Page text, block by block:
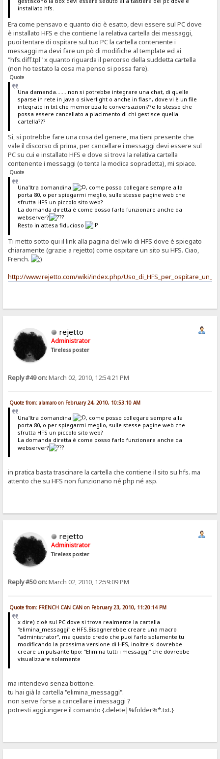
installato hfs.
Era come pensavo e quanto dici è esatto, devi essere sul PC dove
è installato HFS e che contiene la relativa cartella dei messaggi,
puoi tentare di ospitare sul tuo PC la cartella contenente i
messaggi ma devi fare un pò di modifiche al template ed ai
"hfs.diff.tpl" x quanto riguarda il percorso della suddetta cartella
(non ho testato la cosa ma penso si possa fare).
Quote
Una damanda........non si potrebbe integrare una chat, di quelle
sparse in rete in java o silverlight o anche in flash, dove vi è un file
integrato in txt che memorizza le conversazioni??e lo stesso che
possa essere cancellato a piacimento di chi gestisce quella
cartella???
Si, si potrebbe fare una cosa del genere, ma tieni presente che
vale il discorso di prima, per cancellare i messaggi devi essere sul
PC su cui e installato HFS e dove si trova la relativa cartella
contenente i messaggi (o tenta la modica sopradetta), mi spiace.
Quote
Una'ltra domandina
, come posso collegare sempre alla
porta 80, o per spiegarmi meglio, sulle stesse pagine web che
sfrutta HFS un piccolo sito web?
La domanda diretta è come posso farlo funzionare anche da
webserver?
Resto in attesa fiducioso
Ti metto sotto qui il link alla pagina del wiki di HFS dove è spiegato
chiaramente (grazie a rejetto) come ospitare un sito su HFS. Ciao,
French.
http://www.rejetto.com/wiki/index.php/
rejetto
Administrator
Tireless poster
Reply #49 on:March 02, 2010, 12:54:21 PM
Quote from: alamaro on February 24, 2010, 10:53:10 AM
Una'ltra domandina
, come posso collegare sempre alla
porta 80, o per spiegarmi meglio, sulle stesse pagine web che
sfrutta HFS un piccolo sito web?
La domanda diretta è come posso farlo funzionare anche da
webserver?
in pratica basta trascinare la cartella che contiene il sito su hfs. ma
attento che su HFS non funzionano né php né asp.
rejetto
Administrator
Tireless poster
Reply #50 on:March 02, 2010, 12:59:09 PM
Quote from: FRENCH CAN CAN on February 23, 2010, 11:20:14 PM
x dire) cioè sul PC dove si trova realmente la cartella
"elimina_messaggi" e HFS.Bisognerebbe creare una macro
"administrator", ma questo credo che puoi farlo solamente tu
modificando la prossima versione di HFS, inoltre si dovrebbe
creare un pulsante tipo: "Elimina tutti i messaggi" che dovrebbe
visualizzare solamente
ma intendevo senza bottone.
tu hai già la cartella "elimina_messaggi".
non serve forse a cancellare i messaggi ?
potresti aggiungere il comando {.delete|%folder%*.txt.}